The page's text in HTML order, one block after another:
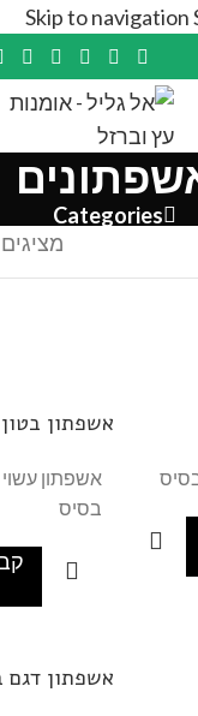
Skip to navigation
Categories
מציגים את
אשפתון
אשפתון
בסיס
אשפתון דגם